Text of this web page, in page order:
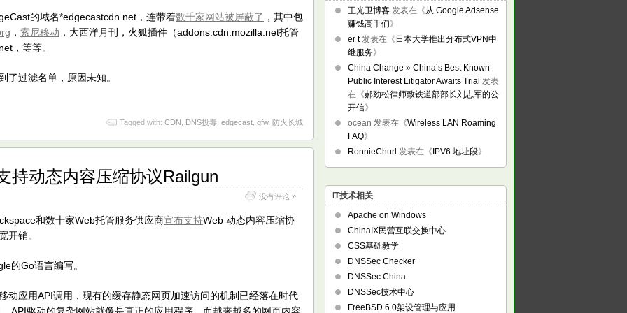
的域名*edgecastcdn.net，连带着数千家网站被屏蔽了 ，其中包
， 索尼移动 ，大西洋月刊，火狐插件（addons.cdn.mozilla.net托管
，等等。
了过滤名单，原因未知。
Tagged with: CDN DNS投毒 edgecast gfw, 防火长城
持动态内容压缩协议Railgun
没有评论 »
和数十家Web托管服务供应商宣布支持Web 动态内容压缩协
开销。
的Go语言编写。
动应用API调用，现有的缓存静态网页加速访问的机制已经落在时代
API驱动的复杂网站就像是真正的应用程序，而越来越多的网页内容
王光卫博客 发表在《从 Google Adsense
赚钱高手们》
er t发表在《 日本大学推出分布式VPN中
继服务》
China Change » China’s Best Known
Public Interest Litigator Awaits Trial 发表
在《郝劲松律师致铁道部部长刘志军的公
开信》
ocean 发表在《Wireless LAN Roaming
FAQ》
RonnieChurl 发表在《 IPV6 地址段》
IT技术相关
Apache on Windows
ChinaIX民营互联交换中心
CSS基础教学
DNSSec Checker
DNSSec China
DNSSec技术中心
FreeBSD 6.0架设管理与应用